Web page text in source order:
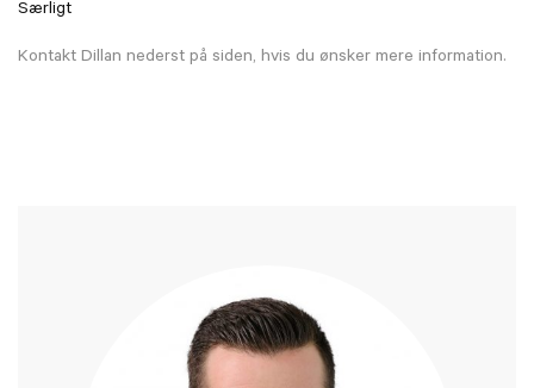
Særligt
Kontakt Dillan nederst på siden, hvis du ønsker mere information.